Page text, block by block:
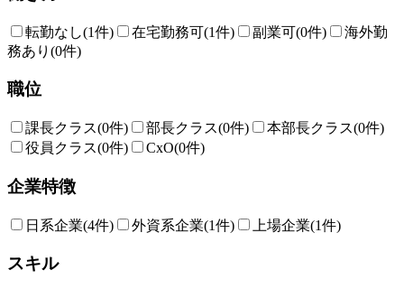
転勤なし(1件) 在宅勤務可(1件) 副業可(0件)
海外勤
務あり (0件)
職位
課長クラス(0件) 部長クラス(0件) 本部長クラス(0件)
役員クラス(0件) CxO(0件)
企業特徴
日系企業(4件) 外資系企業(1件) 上場企業(1件)
スキル